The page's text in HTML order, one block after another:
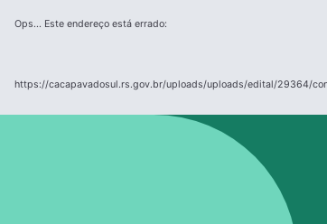
Ops... Este endereço está errado:
https://cacapavadosul.rs.gov.br/uploads/uploads/edital/29364/